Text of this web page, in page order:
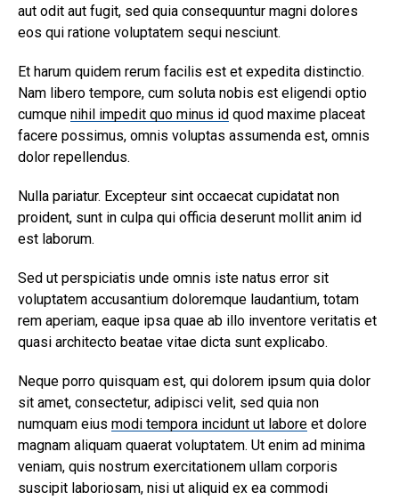
aut odit aut fugit, sed quia consequuntur magni dolores
eos qui ratione voluptatem sequi nesciunt.
Et harum quidem rerum facilis est et expedita distinctio.
Nam libero tempore, cum soluta nobis est eligendi optio
cumque nihil impedit quo minus id quod maxime placeat
facere possimus, omnis voluptas assumenda est, omnis
dolor repellendus.
Nulla pariatur. Excepteur sint occaecat cupidatat non
proident, sunt in culpa qui officia deserunt mollit anim id
est laborum.
Sed ut perspiciatis unde omnis iste natus error sit
voluptatem accusantium doloremque laudantium, totam
rem aperiam, eaque ipsa quae ab illo inventore veritatis et
quasi architecto beatae vitae dicta sunt explicabo.
Neque porro quisquam est, qui dolorem ipsum quia dolor
sit amet, consectetur, adipisci velit, sed quia non
numquam eius modi tempora incidunt ut labore et dolore
magnam aliquam quaerat voluptatem. Ut enim ad minima
veniam, quis nostrum exercitationem ullam corporis
suscipit laboriosam, nisi ut aliquid ex ea commodi